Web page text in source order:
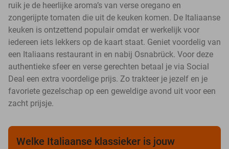
ruik je de heerlijke aroma’s van verse oregano en
zongerijpte tomaten die uit de keuken komen. De Italiaanse
keuken is ontzettend populair omdat er werkelijk voor
iedereen iets lekkers op de kaart staat. Geniet voordelig van
een Italiaans restaurant in en nabij Osnabrück. Voor deze
authentieke sfeer en verse gerechten betaal je via Social
Deal een extra voordelige prijs. Zo trakteer je jezelf en je
favoriete gezelschap op een geweldige avond uit voor een
zacht prijsje.
Welke Italiaanse klassieker is jouw